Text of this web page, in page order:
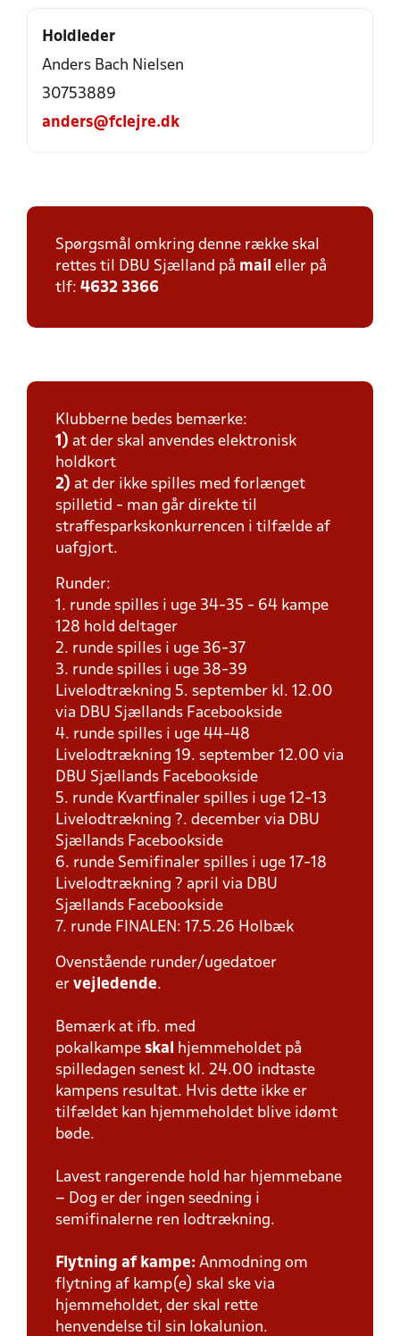
Holdleder
Anders Bach Nielsen
30753889
anders@fclejre.dk
Spørgsmål omkring denne række skal
rettes til DBU Sjælland på mail eller på
tlf: 4632 3366
Klubberne bedes bemærke:
1) at der skal anvendes elektronisk
holdkort
2) at der ikke spilles med forlænget
spilletid - man går direkte til
straffesparkskonkurrencen i tilfælde af
uafgjort.
Runder:
1. runde spilles i uge 34-35 - 64 kampe
128 hold deltager
2. runde spilles i uge 36-37
3. runde spilles i uge 38-39
Livelodtrækning 5. september kl. 12.00
via DBU Sjællands Facebookside
4. runde spilles i uge 44-48
Livelodtrækning 19. september 12.00 via
DBU Sjællands Facebookside
5. runde Kvartfinaler spilles i uge 12-13
Livelodtrækning ?. december via DBU
Sjællands Facebookside
6. runde Semifinaler spilles i uge 17-18
Livelodtrækning ? april via DBU
Sjællands Facebookside
7. runde FINALEN: 17.5.26 Holbæk
Ovenstående runder/ugedatoer
er vejledende.
Bemærk at ifb. med
pokalkampe skal
hjemmeholdet på
spilledagen senest kl. 24.00 indtaste
kampens resultat. Hvis dette ikke er
tilfældet kan hjemmeholdet blive idømt
bøde.
Lavest rangerende hold har hjemmebane
– Dog er der ingen seedning i
semifinalerne ren lodtrækning.
Flytning af kampe: Anmodning om
flytning af kamp(e) skal ske via
hjemmeholdet, der skal rette
henvendelse til sin lokalunion.